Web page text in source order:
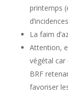
printemps
La faim
Attention,
végétal car
BRF
favoriser